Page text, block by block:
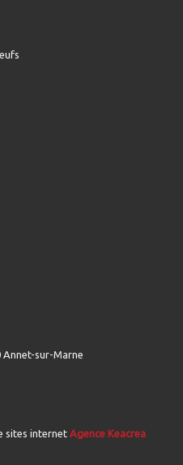
Annet-sur-Marne
sites internet Agence Keacrea